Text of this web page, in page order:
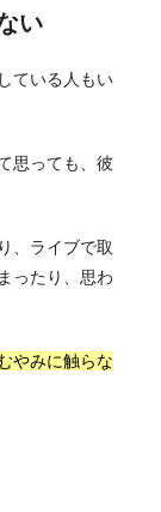
い
ている人もい
思っても、彼
、ライブで取
ったり、思わ
やみに触らな